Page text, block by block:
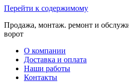
Перейти к содержимому
Продажа, монтаж. ремонт и
ворот
О компании
Доставка и оплата
Наши работы
Контакты